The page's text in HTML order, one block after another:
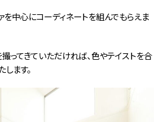
を中心にコーディネートを組んでもらえま
ってきていただければ、色やテイストを合
ます。